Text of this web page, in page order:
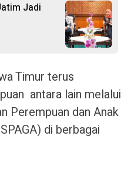
Jadi
Timur terus
antara lain melalui
Perempuan dan Anak
di berbagai